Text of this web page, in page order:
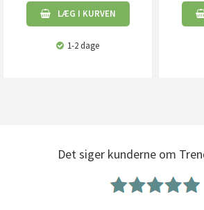
LÆG I KURVEN
1-2 dage
Det siger kunderne om